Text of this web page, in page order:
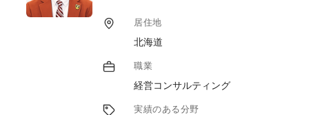
居住地
北海道
職業
経営コンサルティング
実績のある分野